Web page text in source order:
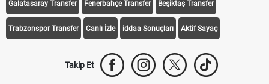
Galatasaray Transfer Fenerbahçe Transfer Beşiktaş Transfer
Trabzonspor Transfer Canlı İzle iddaa Sonuçları Aktif Sayaç
Takip Et